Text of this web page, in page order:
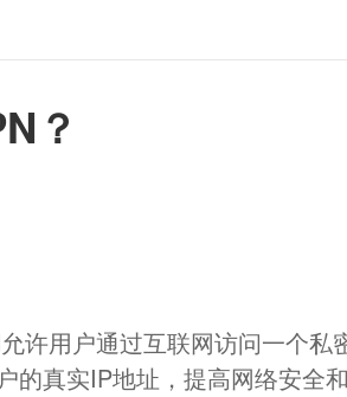
？
许用户通过互联网访问一个私
的真实IP地址，提高网络安全和